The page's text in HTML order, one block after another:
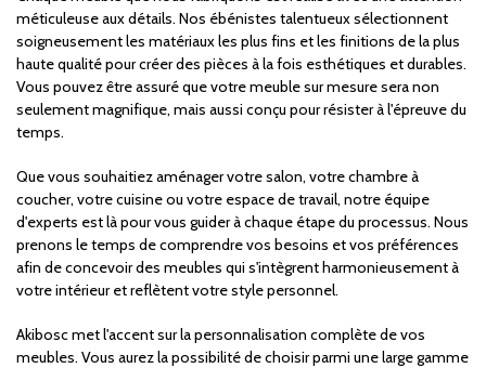
méticuleuse aux détails. Nos ébénistes talentueux sélectionnent
soigneusement les matériaux les plus fins et les finitions de la plus
haute qualité pour créer des pièces à la fois esthétiques et durables.
Vous pouvez être assuré que votre meuble sur mesure sera non
seulement magnifique, mais aussi conçu pour résister à l'épreuve du
temps.
Que vous souhaitiez aménager votre salon, votre chambre à
coucher, votre cuisine ou votre espace de travail, notre équipe
d'experts est là pour vous guider à chaque étape du processus. Nous
prenons le temps de comprendre vos besoins et vos préférences
afin de concevoir des meubles qui s'intègrent harmonieusement à
votre intérieur et reflètent votre style personnel.
Akibosc met l'accent sur la personnalisation complète de vos
meubles. Vous aurez la possibilité de choisir parmi une large gamme